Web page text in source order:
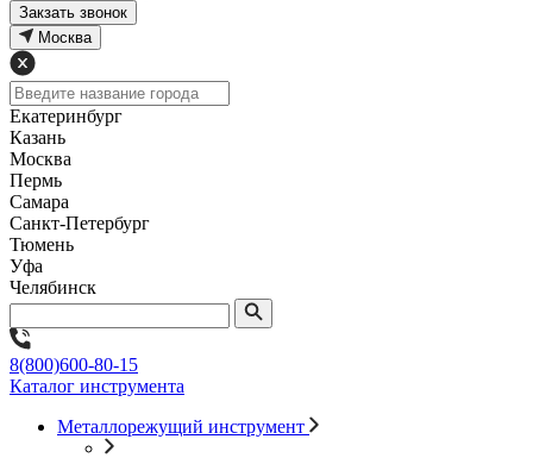
Закзать звонок
Москва
Екатеринбург
Казань
Москва
Пермь
Самара
Санкт-Петербург
Тюмень
Уфа
Челябинск
8(800)600-80-15
Каталог инструмента
Металлорежущий инструмент